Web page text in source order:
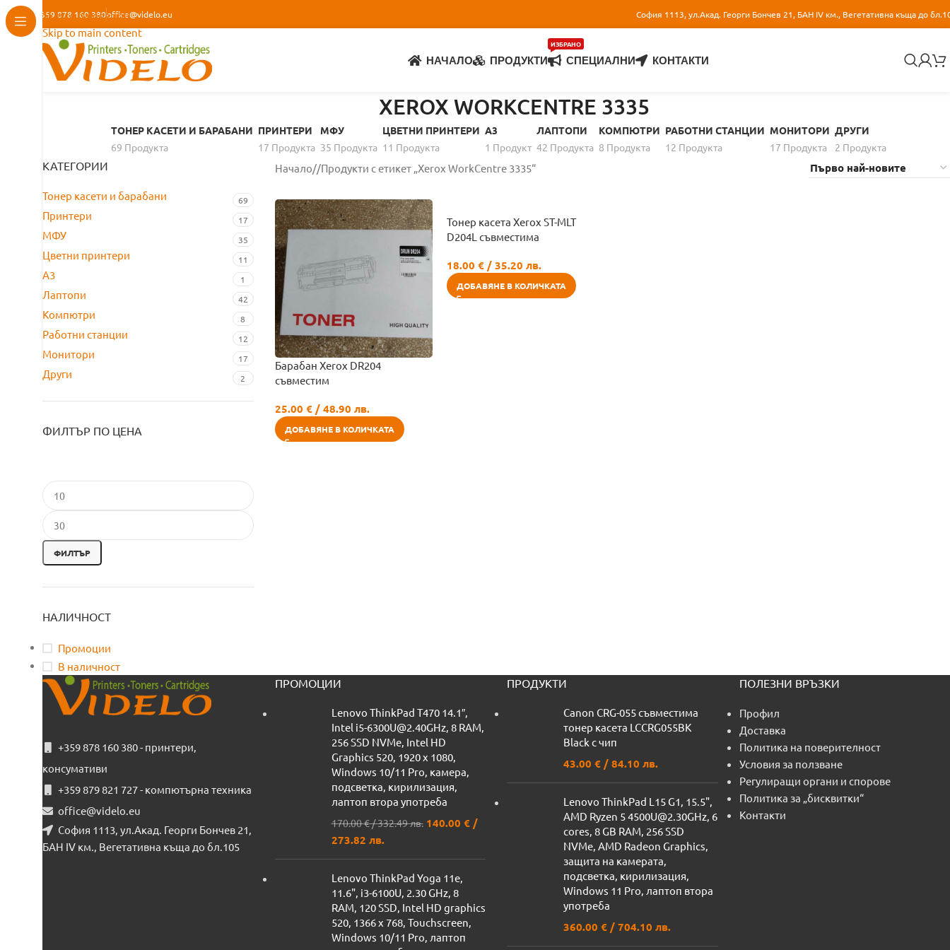
Skip to navigation
Skip to main content
+359 878 160 380office@videlo.eu София 1113, ул.Акад. Георги Бончев 21, БАН IV км., Вегетативна къща до
НАЧАЛО ПРОДУКТИ СПЕЦИАЛНИ
ИЗБРАНО
КОНТАКТИ
XEROX WORKCENTRE 3335
ТОНЕР КАСЕТИ И БАРАБАНИ
69 Продуктa
ПРИНТЕРИ
17 Продуктa
МФУ
35 Продуктa
ЦВЕТНИ ПРИНТЕРИ
11 Продуктa
A3
1 Продукт
ЛАПТОПИ
42 Продуктa
КОМПЮТРИ
8 Продуктa
РАБОТНИ СТАНЦИИ
12 Продуктa
МОНИТОРИ
17 Продуктa
ДРУГИ
2 Продуктa
КАТЕГОРИИ
Тонер касети и барабани 69
Принтери 17
МФУ 35
Цветни принтери 11
A3 1
Лаптопи 42
Компютри 8
Работни станции 12
Монитори 17
Други 2
ФИЛТЪР ПО ЦЕНА
ФИЛТЪР
НАЛИЧНОСТ
Промоции
В наличност
Начало/ Продукти с етикет „Xerox WorkCentre 3335“
Барабан Xerox DR204
съвместим
25.00 €/ 48.90 лв.
ДОБАВЯНЕ В КОЛИЧКАТА
Тонер касета Xerox ST-MLT
D204L съвместима
18.00€ / 35.20 лв.
ДОБАВЯНЕ В КОЛИЧКАТА
+359 878 160 380 - принтери,
консумативи
+359 879 821 727 - компютърна техника
office@videlo.eu
София 1113, ул.Акад. Георги Бончев 21,
БАН IV км., Вегетативна къща до бл.105
ПРОМОЦИИ
Lenovo ThinkPad T470 14.1″,
Intel i5-6300U@2.40GHz, 8 RAM,
256 SSD NVMe, Intel HD
Graphics 520, 1920 x 1080,
Windows 10/11 Pro, камера,
подсветка, кирилизация,
лаптоп втора употреба
170.00€/ 332.49 лв. 140.00 €/
273.82 лв.
Lenovo ThinkPad Yoga 11e,
11.6", i3-6100U, 2.30 GHz, 8
RAM, 120 SSD, Intel HD graphics
520, 1366 x 768, Touchscreen,
Windows 10/11 Pro, лаптоп
ПРОДУКТИ
Canon CRG-055 съвместима
тонер касета LCCRG055BK
Black с чип
43.00 € / 84.10 лв.
Lenovo ThinkPad L15 G1, 15.5",
AMD Ryzen 5 4500U@2.30GHz, 6
cores, 8 GB RAM, 256 SSD
NVMe, AMD Radeon Graphics,
защита на камерата,
подсветка, кирилизация,
Windows 11 Pro, лаптоп втора
употреба
360.00 € / 704.10 лв.
ПОЛЕЗНИ ВРЪЗКИ
Профил
Доставка
Политика на поверителност
Условия за ползване
Регулиращи органи и спорове
Политика за „бисквитки“
Контакти